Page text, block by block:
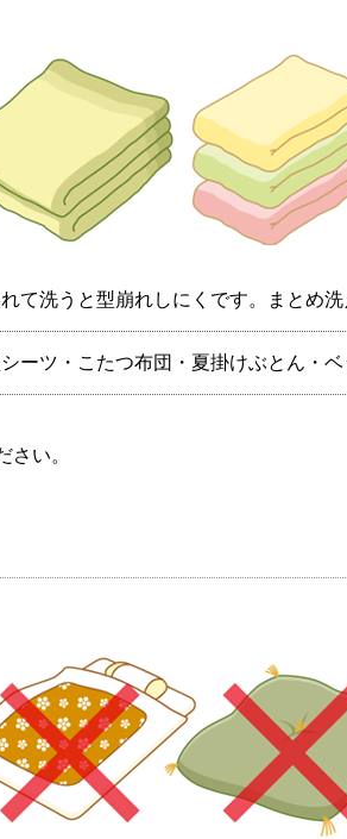
て洗うと型崩れしにくです。まとめ洗
ーツ・こたつ布団・夏掛けぶとん・
い。